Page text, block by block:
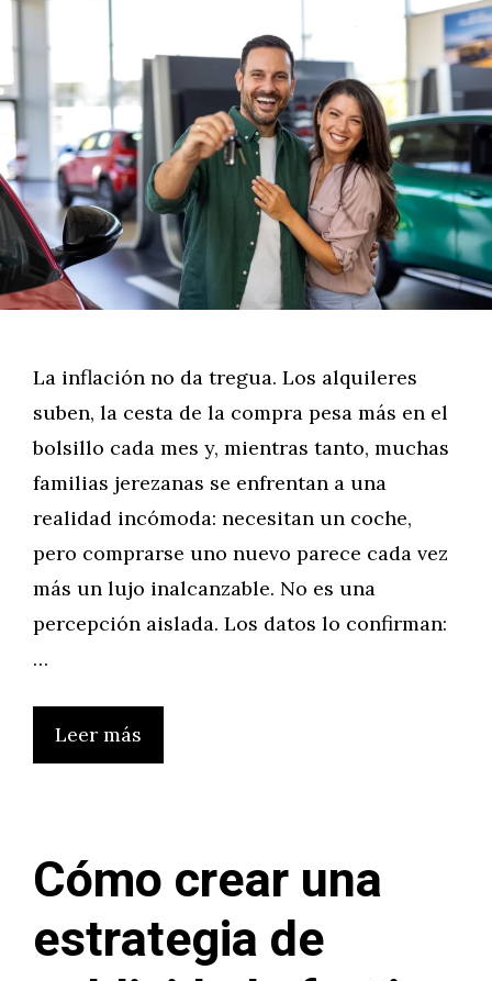
La inflación no da tregua. Los alquileres
suben, la cesta de la compra pesa más en el
bolsillo cada mes y, mientras tanto, muchas
familias jerezanas se enfrentan a una
realidad incómoda: necesitan un coche,
pero comprarse uno nuevo parece cada vez
más un lujo inalcanzable. No es una
percepción aislada. Los datos lo confirman:
…
Leer más
Cómo crear una
estrategia de